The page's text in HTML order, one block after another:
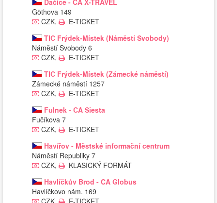
Dačice - CA X-TRAVEL
Göthova 149
CZK,
E-TICKET
TIC Frýdek-Místek (Náměstí Svobody)
Náměstí Svobody 6
CZK,
E-TICKET
TIC Frýdek-Místek (Zámecké náměstí)
Zámecké náměstí 1257
CZK,
E-TICKET
Fulnek - CA Siesta
Fučíkova 7
CZK,
E-TICKET
Havířov - Městské informační centrum
Náměstí Republiky 7
CZK,
KLASICKÝ FORMÁT
Havlíčkův Brod - CA Globus
Havlíčkovo nám. 169